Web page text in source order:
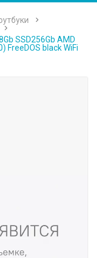
SSD256Gb AMD
FreeDOS black WiFi